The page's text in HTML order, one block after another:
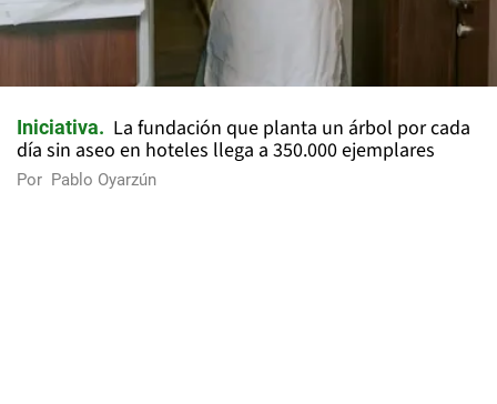
Iniciativa
La fundación que planta un árbol por cada
día sin aseo en hoteles llega a 350.000 ejemplares
Por Pablo Oyarzún